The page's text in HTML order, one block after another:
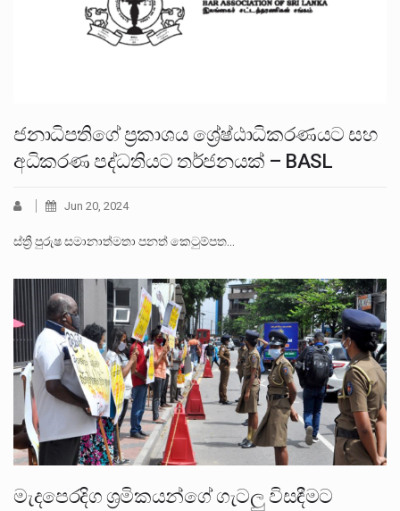
ජනාධිපතිගේ ප්‍රකාශය ශ්‍රේෂ්ඨාධිකරණයට සහ
අධිකරණ පද්ධතියට තර්ජනයක් – BASL
Jun 20, 2024
ස්ත්‍රී පුරුෂ සමානාත්මතා පනත් කෙටුම්පත…
මැදපෙරදිග ශ්‍රමිකයන්ගේ ගැටලු විසඳීමට